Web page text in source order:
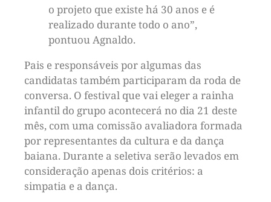
o projeto que existe há 30 anos e é
realizado durante todo o ano”,
pontuou Agnaldo.
Pais e responsáveis por algumas das
candidatas também participaram da roda de
conversa. O festival que vai eleger a rainha
infantil do grupo acontecerá no dia 21 deste
mês, com uma comissão avaliadora formada
por representantes da cultura e da dança
baiana. Durante a seletiva serão levados em
consideração apenas dois critérios: a
simpatia e a dança.